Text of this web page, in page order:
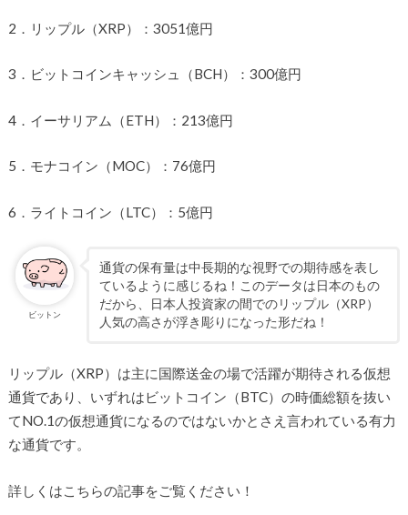
2．リップル（XRP）：3051億円
3．ビットコインキャッシュ（BCH）：300億円
4．イーサリアム（ETH）：213億円
5．モナコイン（MOC）：76億円
6．ライトコイン（LTC）：5億円
ビットン
通貨の保有量は中長期的な視野での期待感を表し
ているように感じるね！このデータは日本のもの
だから、日本人投資家の間でのリップル（XRP）
人気の高さが浮き彫りになった形だね！
リップル（XRP）は主に国際送金の場で活躍が期待される仮想
通貨であり、いずれはビットコイン（BTC）の時価総額を抜い
てNO.1の仮想通貨になるのではないかとさえ言われている有力
な通貨です。
詳しくはこちらの記事をご覧ください！